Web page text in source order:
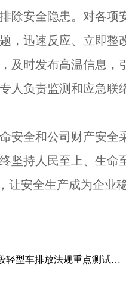
除安全隐患。对各项
，迅速反应、立即整
及时发布高温信息，
人负责监测和应急联
安全和公司财产安全
坚持人民至上、生命
让安全生产成为企业
新能力建成|面向下阶段轻型车排放法规重点测试能力